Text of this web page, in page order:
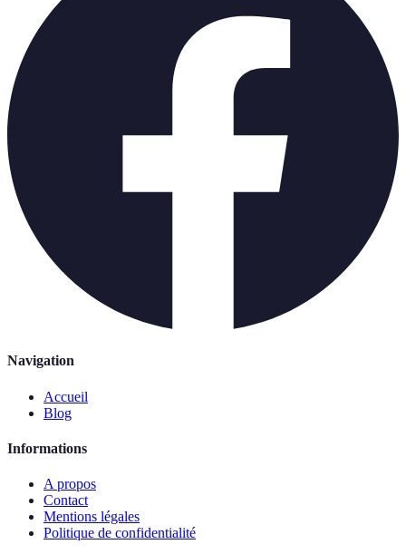
Navigation
Accueil
Blog
Informations
A propos
Contact
Mentions légales
Politique de confidentialité